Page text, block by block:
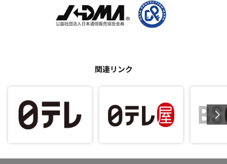
関連リンク